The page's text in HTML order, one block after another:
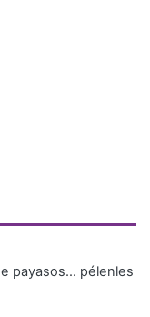
payasos… pélenles